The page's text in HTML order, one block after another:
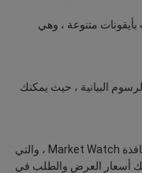
متنوعة ، وهي
البيانية ، حيث يمكنك
على الجانب الأيسر العلوي من شاشتك توجد نافذة Market Watch ، والتي
أسعار العرض والطلب في